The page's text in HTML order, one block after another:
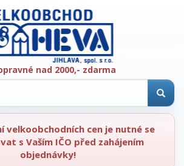
nad 2000,- zdarma
velkoobchodních cen je nutné se
s Vaším IČO před zahájením
objednávky!